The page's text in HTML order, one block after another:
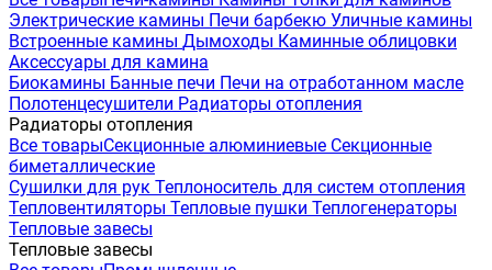
Электрические камины Печи барбекю Уличные камины
Встроенные камины Дымоходы Каминные облицовки
Аксессуары для камина
Биокамины Банные печи Печи на отработанном масле
Полотенцесушители Радиаторы отопления
Радиаторы отопления
Все товарыСекционные алюминиевые Секционные
биметаллические
Сушилки для рук Теплоноситель для систем отопления
Тепловентиляторы Тепловые пушки Теплогенераторы
Тепловые завесы
Тепловые завесы